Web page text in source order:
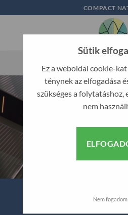
to
COMPACT
Sütik
Ez a weboldal cookie-kat
ténynek az elfogadása
szükséges a folytatáshoz,
nem
Nem fogadom